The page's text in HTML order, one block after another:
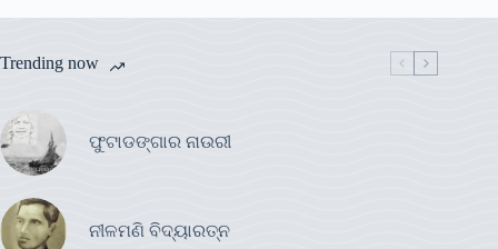
Trending now
ଫୁଟାଡଙ୍ଗାର ନାଉରୀ
ନୀଳମଣି ବିଦ୍ୟାରତ୍ନ